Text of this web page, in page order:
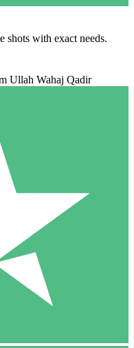
shots with exact needs.
Ullah Wahaj Qadir